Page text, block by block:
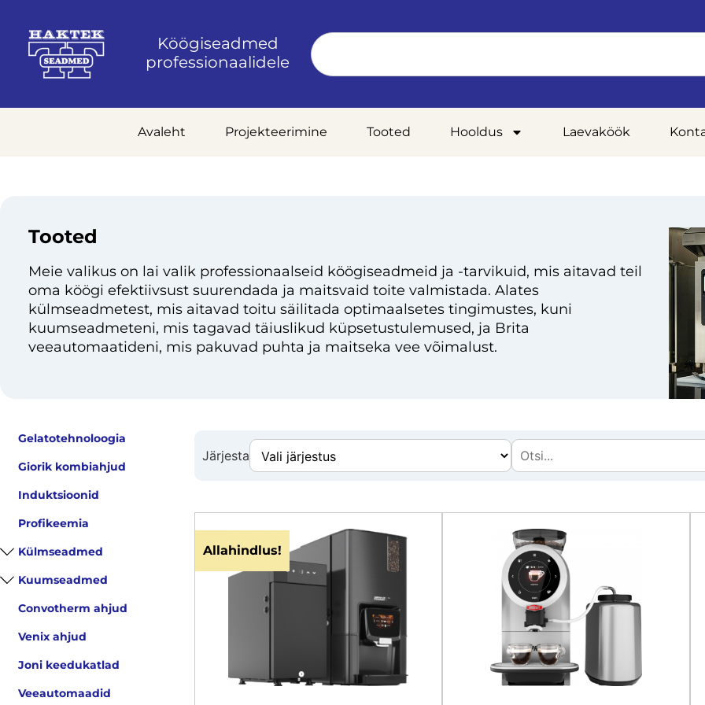
Köögiseadmed
professionaalidele
Avaleht Projekteerimine Tooted Hooldus Laevaköök
Tooted
Meie valikus on lai valik professionaalseid köögiseadmeid ja -tarvikuid, mis aitavad teil
oma köögi efektiivsust suurendada ja maitsvaid toite valmistada. Alates
külmseadmetest, mis aitavad toitu säilitada optimaalsetes tingimustes, kuni
kuumseadmeteni, mis tagavad täiuslikud küpsetustulemused, ja Brita
veeautomaatideni, mis pakuvad puhta ja maitseka vee võimalust.
Gelatotehnoloogia
Giorik kombiahjud
Induktsioonid
Profikeemia
Külmseadmed
Kuumseadmed
Convotherm ahjud
Venix ahjud
Joni keedukatlad
Veeautomaadid
Järjesta
Allahindlus!